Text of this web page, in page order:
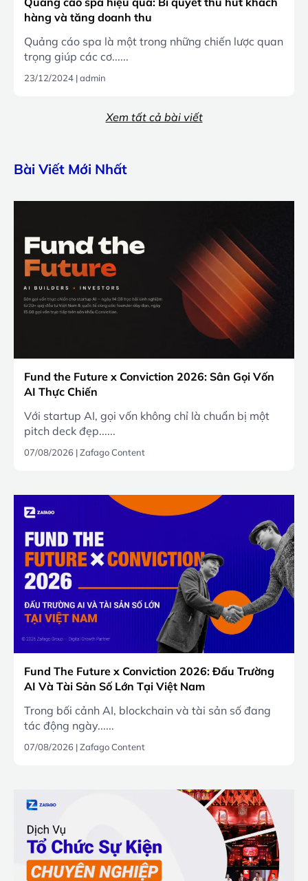
hàng và tăng doanh thu
Quảng cáo spa là một trong những chiến lược quan
trọng giúp các cơ......
23/12/2024 |admin
Xem tất cả bài viết
Bài Viết Mới Nhất
Fund the Future x Conviction 2026: Sân Gọi Vốn
AI Thực Chiến
Với startup AI, gọi vốn không chỉ là chuẩn bị một
pitch deck đẹp......
07/08/2026 |Zafago Content
Fund The Future x Conviction 2026: Đấu Trường
AI Và Tài Sản Số Lớn Tại Việt Nam
Trong bối cảnh AI, blockchain và tài sản số đang
tác động ngày......
07/08/2026 |Zafago Content